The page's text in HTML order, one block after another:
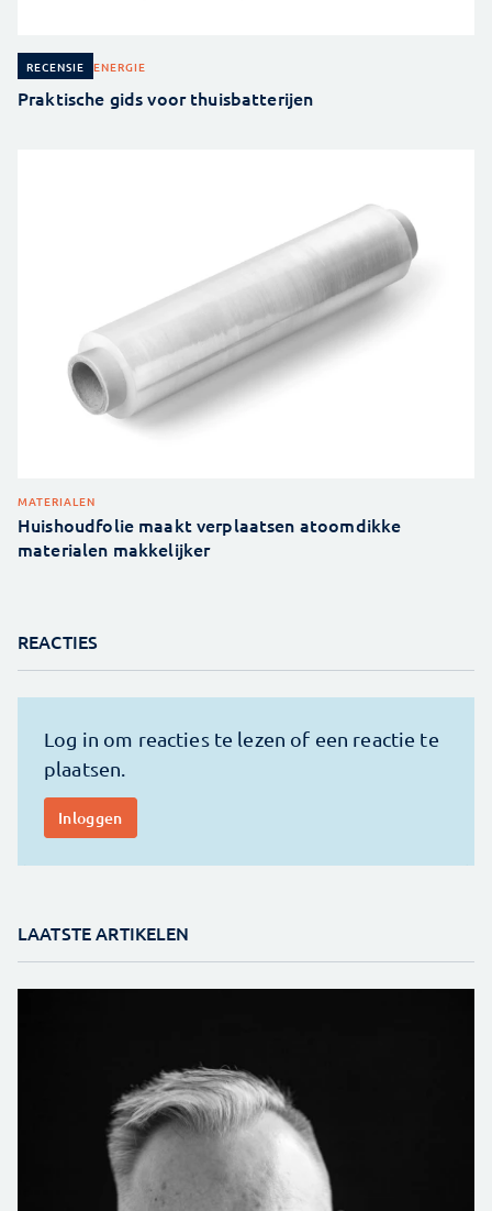
RECENSIE ENERGIE
Praktische gids voor thuisbatterijen
MATERIALEN
Huishoudfolie maakt verplaatsen atoomdikke
materialen makkelijker
REACTIES
LAATSTE ARTIKELEN